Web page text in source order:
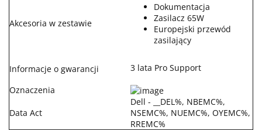
Akcesoria w zestawie
Dokumentacja
Zasilacz 65W
Europejski przewód
zasilający
Informacje o gwarancji
3 lata Pro Support
Oznaczenia
Data Act
Dell - __DEL%, NBEMC%,
NSEMC%, NUEMC%, OYEMC%,
RREMC%